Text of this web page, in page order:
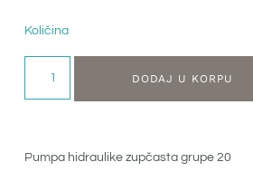
Količina
DODAJ U KORPU
Pumpa hidraulike zupčasta grupe 20